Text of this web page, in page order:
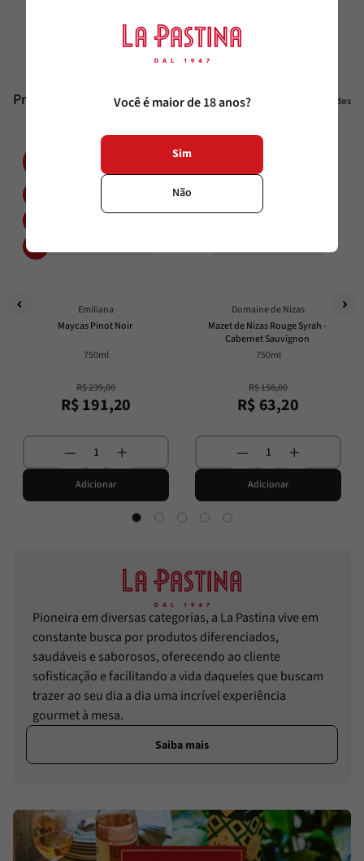
Produtos similares Veja todos
Emiliana
Maycas Pinot Noir
750ml
R$239,00
R$191,20
Adicionar
Domaine de Nizas
Mazet de Nizas Rouge Syrah -
Cabernet Sauvignon
750ml
R$158,00
R$ 63,20
Adicionar
Pioneira em diversas categorias, a La Pastina vive em
constante busca por produtos diferenciados,
saudáveis e saborosos, oferecendo ao cliente
sofisticação e facilitando a vida daqueles que buscam
trazer ao seu dia a dia uma incrível experiência
gourmet à mesa.
Saiba mais
Você é maior de 18 anos?
Sim
Não